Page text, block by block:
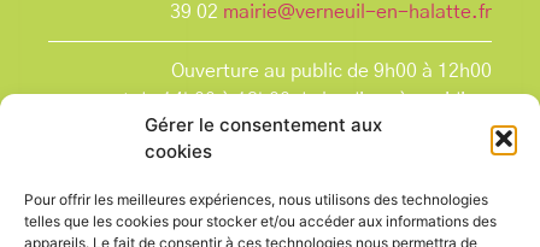
Gérer le consentement aux
cookies
Pour offrir les meilleures expériences, nous utilisons des technologies
telles que les cookies pour stocker et/ou accéder aux informations des
appareils. Le fait de consentir à ces technologies nous permettra de
39 02 mairie@verneuil-en-halatte.fr
Ouverture au public de 9h00 à 12h00
et de 14h00 à 18h00 du lundi après-midi au
vendredi,
et le samedi de 9h00 à 12h00.
que les jours fériés.